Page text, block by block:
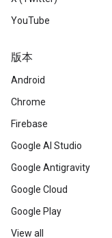
YouTube
版本
Android
Chrome
Firebase
Google AI Studio
Google Antigravity
Google Cloud
Google Play
View all